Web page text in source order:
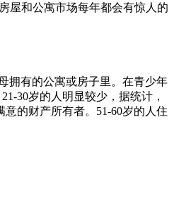
屋和公寓市场每年都会有惊人的
拥有的公寓或房子里。在青少年
30岁的人明显较少，据统计，
的财产所有者。51-60岁的人住